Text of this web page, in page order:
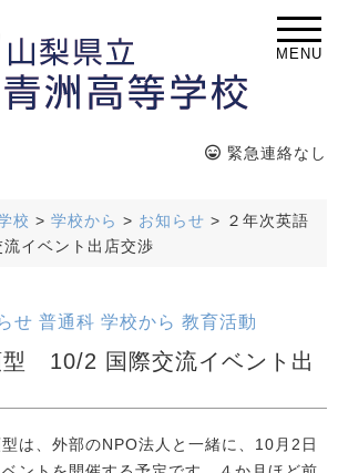
MENU
緊急連絡なし
校 > 学校から > お知らせ > ２年次英語
イベント出店交渉
せ 普通科 学校から 教育活動
型 10/2 国際交流イベント出
は、外部のNPO法人と一緒に、10月2日